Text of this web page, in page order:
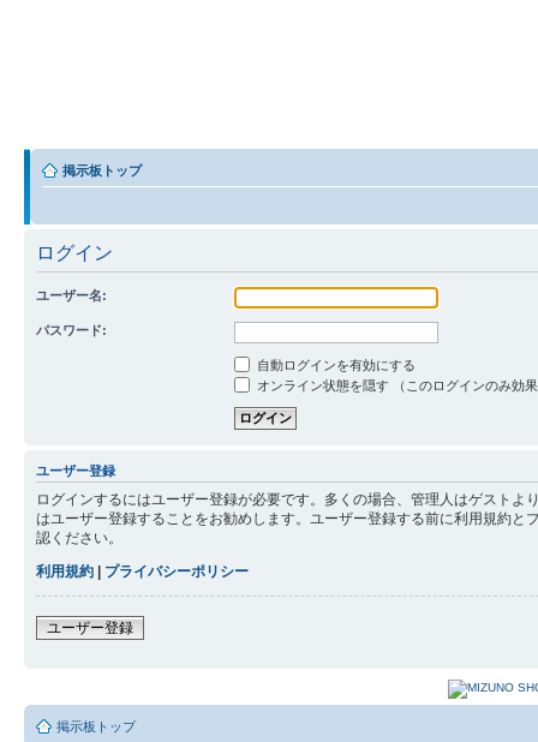
掲示板トップ
ログイン
ユーザー名:
パスワード:
自動ログインを有効にする
オンライン状態を隠す （このログインのみ効
ユーザー登録
ログインするにはユーザー登録が必要です。多くの場合、管理人はゲスト
はユーザー登録することをお勧めします。ユーザー登録する前に利用規約
認ください。
利用規約 | プライバシーポリシー
ユーザー登録
掲示板トップ